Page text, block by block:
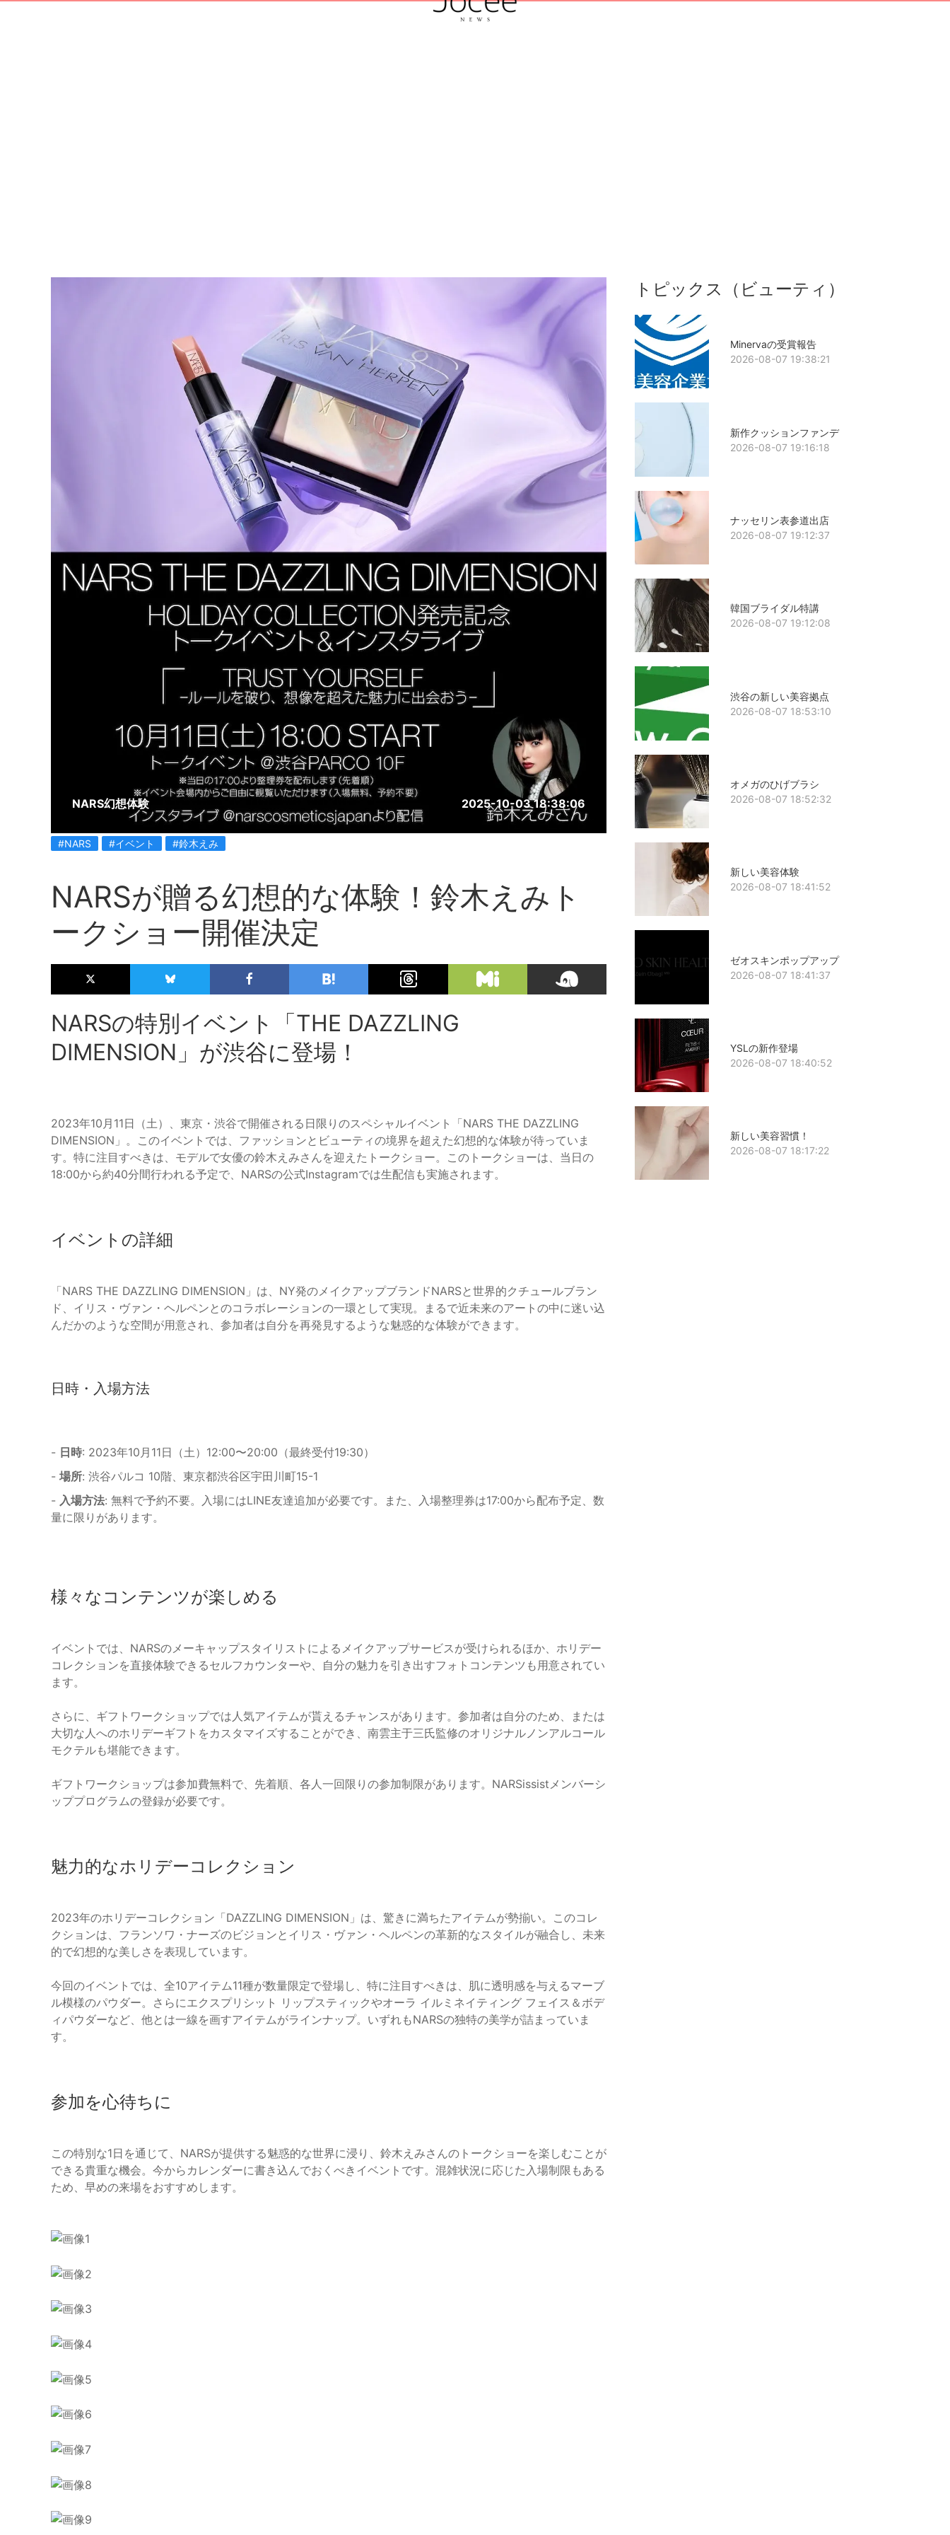
NARS幻想体験 2025-10-03 18:38:06
#NARS #イベント #鈴木えみ
NARSが贈る幻想的な体験！鈴木えみト
ークショー開催決定
NARSの特別イベント「THE DAZZLING
DIMENSION」が渋谷に登場！
2023年10月11日（土）、東京・渋谷で開催される日限りのスペシャルイベント「NARS THE DAZZLING
DIMENSION」。このイベントでは、ファッションとビューティの境界を超えた幻想的な体験が待っていま
す。特に注目すべきは、モデルで女優の鈴木えみさんを迎えたトークショー。このトークショーは、当日の
18:00から約40分間行われる予定で、NARSの公式Instagramでは生配信も実施されます。
イベントの詳細
「NARS THE DAZZLING DIMENSION」は、NY発のメイクアップブランドNARSと世界的クチュールブラン
ド、イリス・ヴァン・ヘルペンとのコラボレーションの一環として実現。まるで近未来のアートの中に迷い込
んだかのような空間が用意され、参加者は自分を再発見するような魅惑的な体験ができます。
日時・入場方法
- 日時: 2023年10月11日（土）12:00〜20:00（最終受付19:30）
- 場所: 渋谷パルコ 10階、東京都渋谷区宇田川町15-1
- 入場方法: 無料で予約不要。入場にはLINE友達追加が必要です。また、入場整理券は17:00から配布予定、数
量に限りがあります。
様々なコンテンツが楽しめる
イベントでは、NARSのメーキャップスタイリストによるメイクアップサービスが受けられるほか、ホリデー
コレクションを直接体験できるセルフカウンターや、自分の魅力を引き出すフォトコンテンツも用意されてい
ます。
さらに、ギフトワークショップでは人気アイテムが貰えるチャンスがあります。参加者は自分のため、または
大切な人へのホリデーギフトをカスタマイズすることができ、南雲主于三氏監修のオリジナルノンアルコール
モクテルも堪能できます。
ギフトワークショップは参加費無料で、先着順、各人一回限りの参加制限があります。NARSissistメンバーシ
ッププログラムの登録が必要です。
魅力的なホリデーコレクション
2023年のホリデーコレクション「DAZZLING DIMENSION」は、驚きに満ちたアイテムが勢揃い。このコレ
クションは、フランソワ・ナーズのビジョンとイリス・ヴァン・ヘルペンの革新的なスタイルが融合し、未来
的で幻想的な美しさを表現しています。
今回のイベントでは、全10アイテム11種が数量限定で登場し、特に注目すべきは、肌に透明感を与えるマーブ
ル模様のパウダー。さらにエクスプリシット リップスティックやオーラ イルミネイティング フェイス＆ボデ
ィパウダーなど、他とは一線を画すアイテムがラインナップ。いずれもNARSの独特の美学が詰まっていま
す。
参加を心待ちに
この特別な1日を通じて、NARSが提供する魅惑的な世界に浸り、鈴木えみさんのトークショーを楽しむことが
できる貴重な機会。今からカレンダーに書き込んでおくべきイベントです。混雑状況に応じた入場制限もある
ため、早めの来場をおすすめします。
トピックス（ビューティ）
Minervaの受賞報告
2026-08-07 19:38:21
新作クッションファンデ
2026-08-07 19:16:18
ナッセリン表参道出店
2026-08-07 19:12:37
韓国ブライダル特講
2026-08-07 19:12:08
渋谷の新しい美容拠点
2026-08-07 18:53:10
オメガのひげブラシ
2026-08-07 18:52:32
新しい美容体験
2026-08-07 18:41:52
ゼオスキンポップアップ
2026-08-07 18:41:37
YSLの新作登場
2026-08-07 18:40:52
新しい美容習慣！
2026-08-07 18:17:22